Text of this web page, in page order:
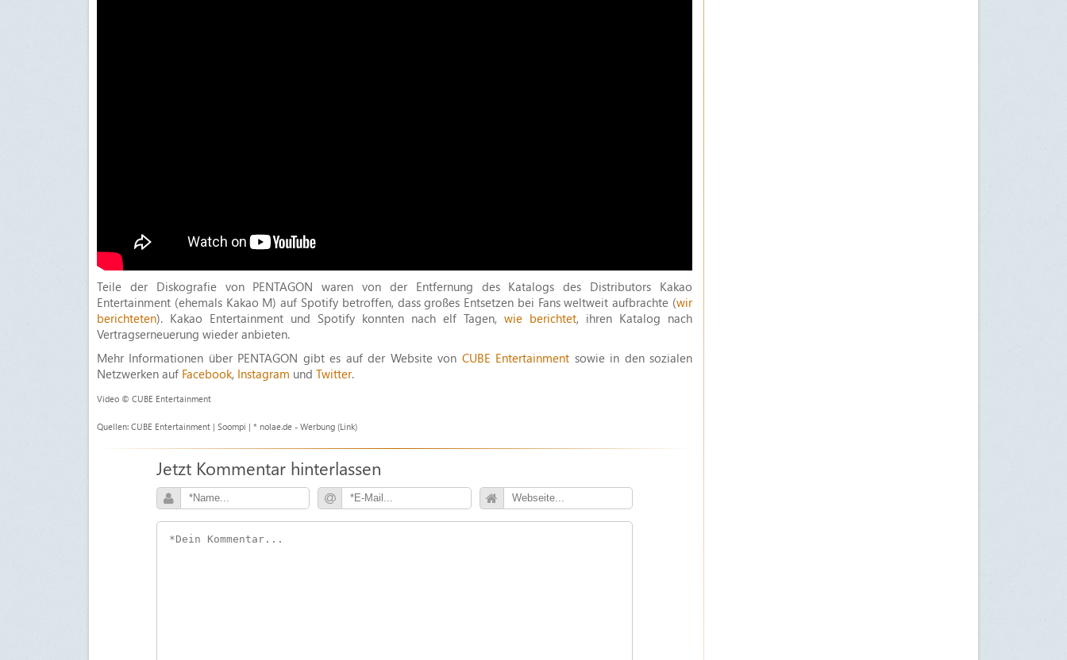
Teile der Diskografie von PENTAGON waren von der Entfernung des Katalogs des Distributors Kakao
Entertainment (ehemals Kakao M) auf Spotify betroffen, dass großes Entsetzen bei Fans weltweit aufbrachte (wir
berichteten). Kakao Entertainment und Spotify konnten nach elf Tagen, wie berichtet, ihren Katalog nach
Vertragserneuerung wieder anbieten.
Mehr Informationen über PENTAGON gibt es auf der Website von CUBE Entertainment sowie in den sozialen
Netzwerken auf Facebook, Instagram und Twitter.
Video © CUBE Entertainment
Quellen: CUBE Entertainment | Soompi | * nolae.de - Werbung (Link)
Jetzt Kommentar hinterlassen